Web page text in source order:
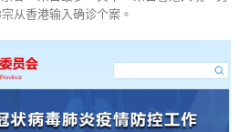
从香港输入确诊个案。